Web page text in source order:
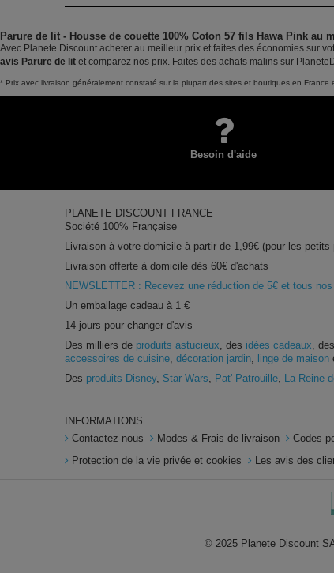
Parure de lit - Housse de couette 100% Coton 57 fils Hawa Pink au
Avec Planete Discount acheter au meilleur prix et faites des économies sur
avis Parure de lit et comparez nos prix. Faites des achats malins sur
* Prix avec livraison généralement constaté sur la plupart des sites et boutiques en France
Besoin d'aide
PLANETE DISCOUNT FRANCE
Société 100% Française
Livraison à votre domicile à partir de 1,99€ (pour les petits
Livraison offerte à domicile dès 60€ d'achats
NEWSLETTER : Recevez une réduction de 5€ et tous
Un emballage cadeau à 1 €
14 jours pour changer d'avis
Des milliers de produits astucieux , des idées cadeaux ,
accessoires de cuisine ,décoration jardin linge de maison
Des produits Disney, Star Wars Pat' Patrouille La Reine
INFORMATIONS
Contactez-nous
Modes & Frais de livraison Codes
Protection de la vie privée et cookies
Les avis des
© 2025 Planete Discount